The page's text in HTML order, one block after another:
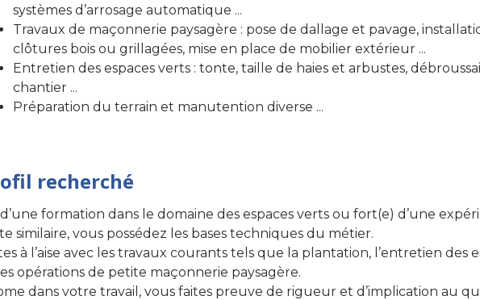
systèmes d’arrosage automatique ...
Travaux de maçonnerie paysagère : pose de dallage et pavage,
clôtures bois ou grillagées, mise en place de mobilier extérieur ...
Entretien des espaces verts : tonte, taille de haies et arbustes,
chantier ...
Préparation du terrain et manutention diverse ...
recherché
formation dans le domaine des espaces verts ou fort(e) d’une
similaire, vous possédez les bases techniques du métier.
à l’aise avec les travaux courants tels que la plantation, l’entretien des
opérations de petite maçonnerie paysagère.
dans votre travail, vous faites preuve de rigueur et d’implication au